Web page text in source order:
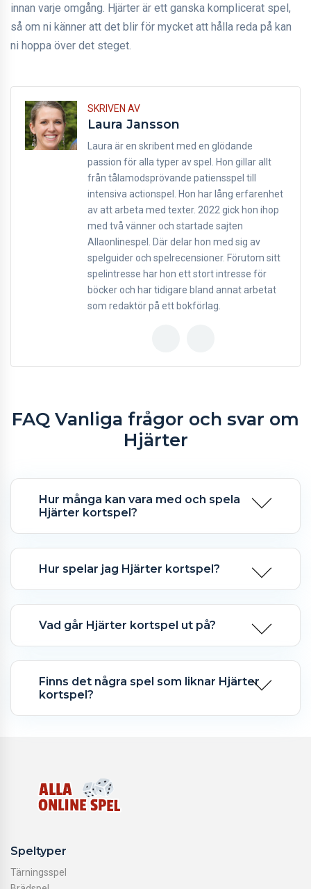
innan varje omgång. Hjärter är ett ganska komplicerat spel,
så om ni känner att det blir för mycket att hålla reda på kan
ni hoppa över det steget.
SKRIVEN AV
Laura Jansson
Laura är en skribent med en glödande
passion för alla typer av spel. Hon gillar allt
från tålamodsprövande patiensspel till
intensiva actionspel. Hon har lång erfarenhet
av att arbeta med texter. 2022 gick hon ihop
med två vänner och startade sajten
Allaonlinespel. Där delar hon med sig av
spelguider och spelrecensioner. Förutom sitt
spelintresse har hon ett stort intresse för
böcker och har tidigare bland annat arbetat
som redaktör på ett bokförlag.
FAQ Vanliga frågor och svar om
Hjärter
Hur många kan vara med och spela
Hjärter kortspel?
Hur spelar jag Hjärter kortspel?
Vad går Hjärter kortspel ut på?
Finns det några spel som liknar Hjärter
kortspel?
Speltyper
Tärningsspel